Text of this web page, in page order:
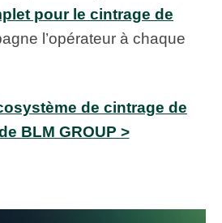
pour le cintrage de
l’opérateur à chaque
de cintrage de
BLM GROUP >